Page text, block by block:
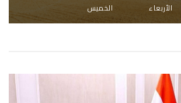
الأربعاء الخميس